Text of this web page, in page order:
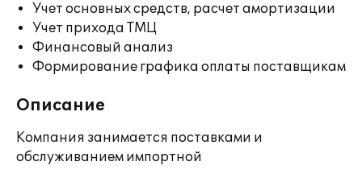
Учет основных средств, расчет амортизации
Учет прихода ТМЦ
Финансовый анализ
Формирование графика оплаты поставщикам
Описание
Компания занимается поставками и
обслуживанием импортной